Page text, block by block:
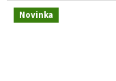
Novinka